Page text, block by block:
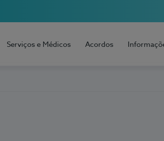
Serviços e Médicos Acordos